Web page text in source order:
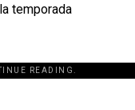
temporada
READING.